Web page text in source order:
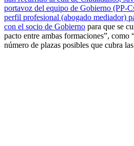
portavoz del equipo de Gobierno (PP-
perfil profesional (abogado mediador)
con el socio de Gobierno para que se
pacto entre ambas formaciones”,
número de plazas posibles que cubra